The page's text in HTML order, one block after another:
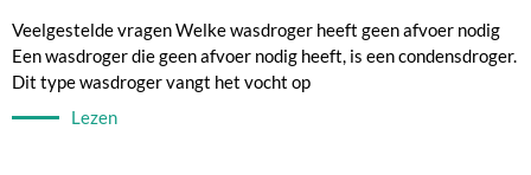
Veelgestelde vragen Welke wasdroger heeft geen afvoer nodig
Een wasdroger die geen afvoer nodig heeft, is een condensdroger.
Dit type wasdroger vangt het vocht op
Lezen